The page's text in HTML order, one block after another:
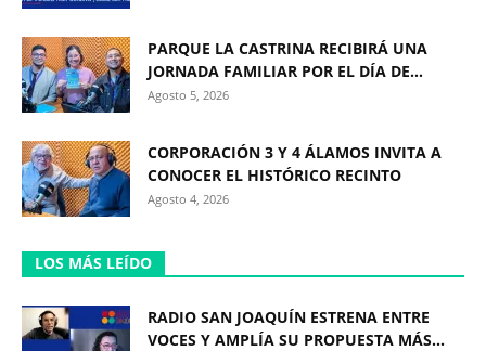
PARQUE LA CASTRINA RECIBIRÁ UNA
JORNADA FAMILIAR POR EL DÍA DE...
Agosto 5, 2026
CORPORACIÓN 3 Y 4 ÁLAMOS INVITA A
CONOCER EL HISTÓRICO RECINTO
Agosto 4, 2026
LOS MÁS LEÍDO
RADIO SAN JOAQUÍN ESTRENA ENTRE
VOCES Y AMPLÍA SU PROPUESTA MÁS...